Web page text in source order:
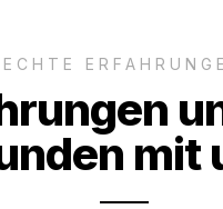
ECHTE
mit